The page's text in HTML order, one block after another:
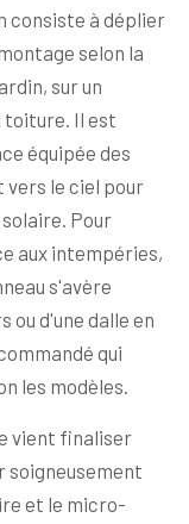
consiste à déplier
selon la
sur un
toiture. Il est
équipée des
le ciel pour
Pour
aux intempéries,
s'avère
ou d'une dalle en
qui
les modèles.
vient finaliser
soigneusement
et le micro-